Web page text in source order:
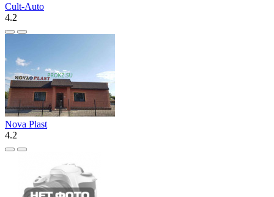
Cult-Auto
4.2
Nova Plast
4.2